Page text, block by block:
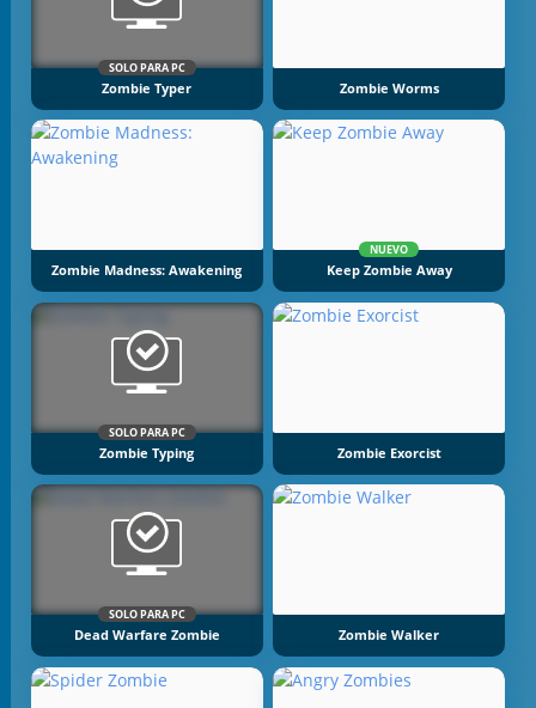
SOLO PARA PC
Zombie Typer Zombie Worms
Zombie Madness: Awakening
NUEVO
Keep Zombie Away
SOLO PARA PC
Zombie Typing Zombie Exorcist
SOLO PARA PC
Dead Warfare Zombie Zombie Walker